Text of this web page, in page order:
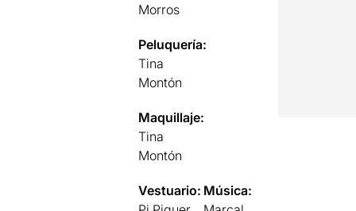
Morros
Peluquería:
Tina
Montón
Maquillaje:
Tina
Montón
Vestuario: Música: